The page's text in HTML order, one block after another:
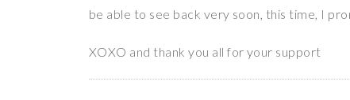
be able to see back very soon, this time, I
XOXO and thank you all for your support